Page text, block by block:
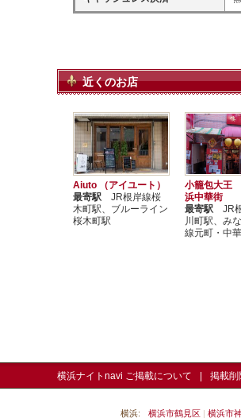
近くのお店
Aiuto （アイユート）
最寄駅 JR根岸線桜
木町駅、ブルーライン
桜木町駅
小籠包大
浜中華街
最寄駅 JR
川町駅、み
線元町・中
横浜ナイトnavi ご掲載について 掲載削
横浜: 横浜市鶴見区 横浜市